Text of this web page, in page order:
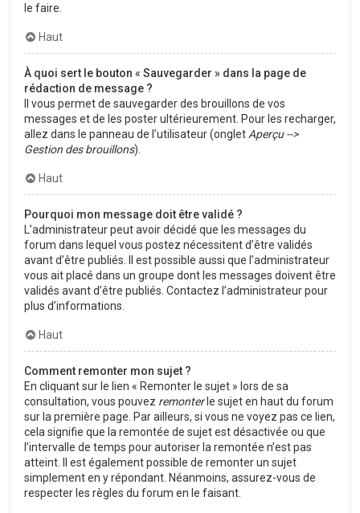
le faire.
Haut
À quoi sert le bouton « Sauvegarder » dans la page de
rédaction de message ?
Il vous permet de sauvegarder des brouillons de vos
messages et de les poster ultérieurement. Pour les recharger,
allez dans le panneau de l’utilisateur (onglet Aperçu -->
Gestion des brouillons).
Haut
Pourquoi mon message doit être validé ?
L’administrateur peut avoir décidé que les messages du
forum dans lequel vous postez nécessitent d’être validés
avant d’être publiés. Il est possible aussi que l’administrateur
vous ait placé dans un groupe dont les messages doivent être
validés avant d’être publiés. Contactez l’administrateur pour
plus d’informations.
Haut
Comment remonter mon sujet ?
En cliquant sur le lien « Remonter le sujet » lors de sa
consultation, vous pouvez remonterle sujet en haut du forum
sur la première page. Par ailleurs, si vous ne voyez pas ce lien,
cela signifie que la remontée de sujet est désactivée ou que
l’intervalle de temps pour autoriser la remontée n’est pas
atteint. Il est également possible de remonter un sujet
simplement en y répondant. Néanmoins, assurez-vous de
respecter les règles du forum en le faisant.